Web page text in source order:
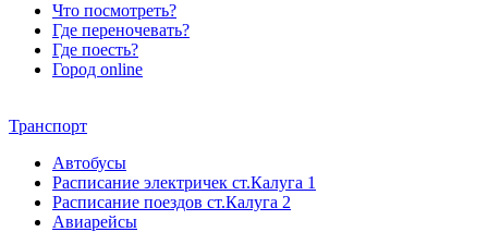
Что посмотреть?
Где переночевать?
Где поесть?
Город online
Транспорт
Автобусы
Расписание электричек ст.Калуга 1
Расписание поездов ст.Калуга 2
Авиарейсы